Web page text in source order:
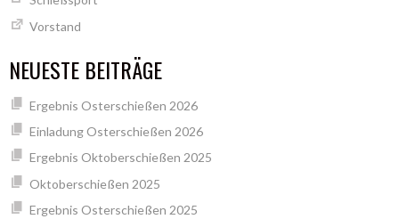
Vorstand
NEUESTE BEITRÄGE
Ergebnis Osterschießen 2026
Einladung Osterschießen 2026
Ergebnis Oktoberschießen 2025
Oktoberschießen 2025
Ergebnis Osterschießen 2025